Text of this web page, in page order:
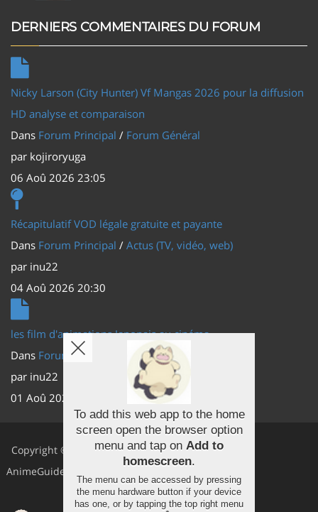
DERNIERS COMMENTAIRES DU FORUM
Nicky Larson (City Hunter) Vf Mangas 2026 pour la diffusion
HD analyse et comparaison
Dans Forum Principal / Forum Général
par kojiroryuga
06 Aoû 2026 23:05
Récapitulatif VOD légale gratuite et payante
Dans Forum Principal / Actus (TV, vidéo, web)
par inu22
04 Aoû 2026 20:30
les film d'animations Japonais au cinéma
Dans Forum Principal
Actus (TV, vidéo, web)
par inu22
01 Aoû 2026 20:56
Copyright ©
AnimeGuides
Facebook
Youtube
Twitter
To add this web app to the home
screen open the browser option
menu and tap on Add to
homescreen.
The menu can be accessed by pressing
the menu hardware button if your device
has one, or by tapping the top right menu